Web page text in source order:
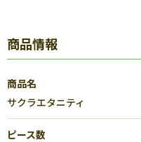
商品情報
商品名
サクラエタニティ
ピース数